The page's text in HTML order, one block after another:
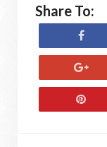
Share To: